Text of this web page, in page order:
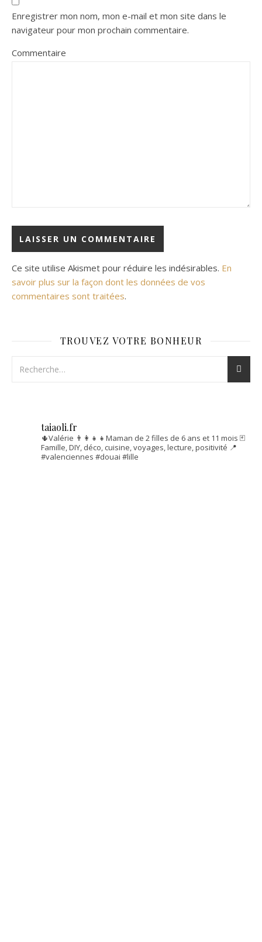
Enregistrer mon nom, mon e-mail et mon site dans le
navigateur pour mon prochain commentaire.
Commentaire
Ce site utilise Akismet pour réduire les indésirables. En
savoir plus sur la façon dont les données de vos
commentaires sont traitées.
TROUVEZ VOTRE BONHEUR
taiaoli.fr
🌵Valérie 👨‍👩‍👧‍👧Maman de 2 filles de 6 ans et 11 mois 🃏
Famille, DIY, déco, cuisine, voyages, lecture, positivité 📍
#valenciennes #douai #lille